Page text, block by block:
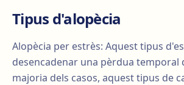
Tipus d'alopècia
Alopècia per estrès: Aquest tipus
desencadenar una pèrdua temporal
majoria dels casos, aquest tipus de